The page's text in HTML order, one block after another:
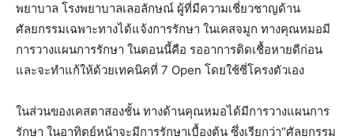
พยาบาล โรงพยาบาลเลอลักษณ์ ผู้ที่มีความเชี่ยวชาญด้าน
ศัลยกรรมเฉพาะทางได้แจ้งการรักษา ในเคสจมูก ทางคุณหมอมี
การวางแผนการรักษา ในตอนนี้คือ รออาการติดเชื้อหายดีก่อน
และจะทำแก้ให้ด้วยเทคนิคที่ 7 Open โดยใช้ซี่โครงตัวเอง
ในส่วนของเคสตาสองชั้น ทางด้านคุณหมอได้มีการวางแผนการ
รักษา ในอาทิตย์หน้าจะมีการรักษาเบื้องต้น ซึ่งเรียกว่า“ศัลยกรรม